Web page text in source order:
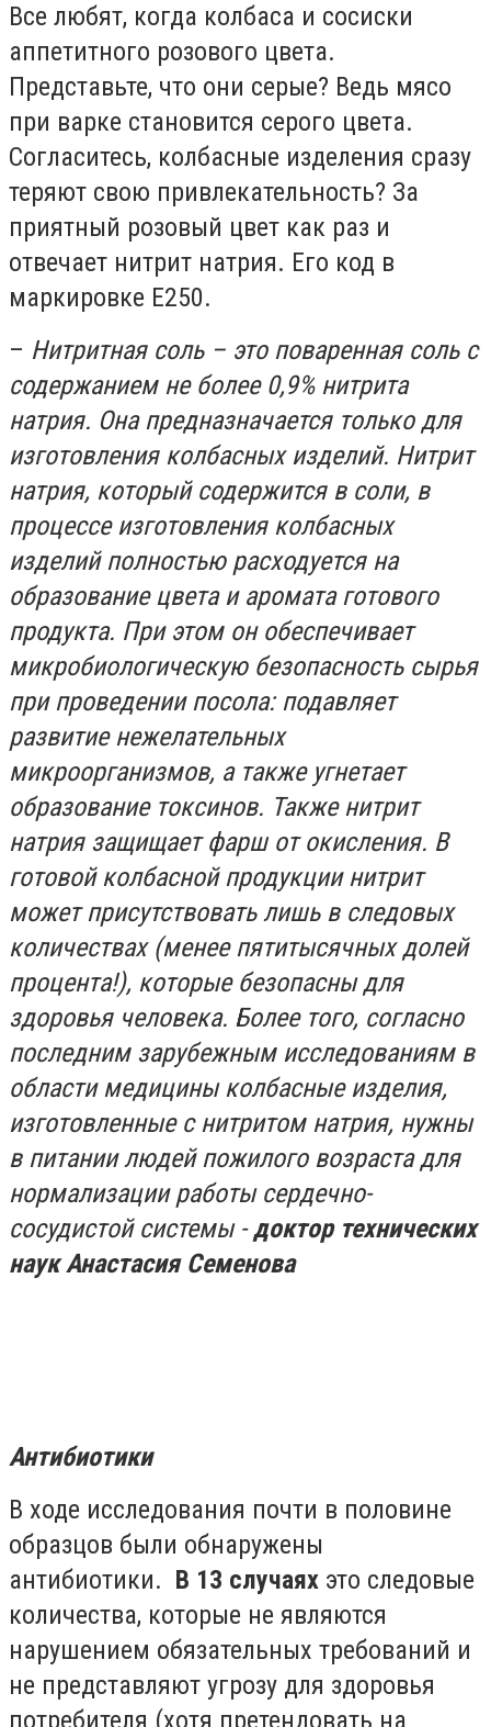
Все любят, когда колбаса и сосиски
аппетитного розового цвета.
Представьте, что они серые? Ведь мясо
при варке становится серого цвета.
Согласитесь, колбасные изделения сразу
теряют свою привлекательность? За
приятный розовый цвет как раз и
отвечает нитрит натрия. Его код в
маркировке Е250.
– Нитритная соль – это поваренная соль с
содержанием не более 0,9% нитрита
натрия. Она предназначается только для
изготовления колбасных изделий. Нитрит
натрия, который содержится в соли, в
процессе изготовления колбасных
изделий полностью расходуется на
образование цвета и аромата готового
продукта. При этом он обеспечивает
микробиологическую безопасность сырья
при проведении посола: подавляет
развитие нежелательных
микроорганизмов, а также угнетает
образование токсинов. Также нитрит
натрия защищает фарш от окисления. В
готовой колбасной продукции нитрит
может присутствовать лишь в следовых
количествах (менее пятитысячных долей
процента!), которые безопасны для
здоровья человека. Более того, согласно
последним зарубежным исследованиям в
области медицины колбасные изделия,
изготовленные с нитритом натрия, нужны
в питании людей пожилого возраста для
нормализации работы сердечно-
сосудистой системы -доктор технических
наук Анастасия Семенова
Антибиотики
В ходе исследования почти в половине
образцов были обнаружены
антибиотики. В 13 случаях это следовые
количества, которые не являются
нарушением обязательных требований и
не представляют угрозу для здоровья
потребителя (хотя претендовать на